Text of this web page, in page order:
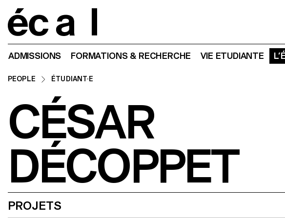
ADMISSIONS FORMATIONS & RECHERCHE VIE ETUDIANTE
PEOPLE ÉTUDIANT·E
CÉSAR
DÉCOPPET
PROJETS